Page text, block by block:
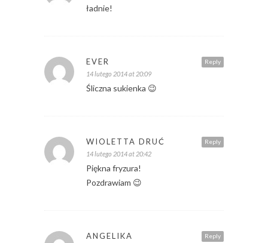
ładnie!
Reply
EVER
14 lutego 2014 at 20:09
Śliczna sukienka 😉
Reply
WIOLETTA DRUĆ
14 lutego 2014 at 20:42
Piękna fryzura!
Pozdrawiam 😉
Reply
ANGELIKA